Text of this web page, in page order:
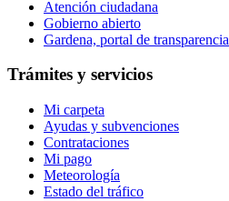
Atención ciudadana
Gobierno abierto
Gardena, portal de transparencia
Trámites y servicios
Mi carpeta
Ayudas y subvenciones
Contrataciones
Mi pago
Meteorología
Estado del tráfico